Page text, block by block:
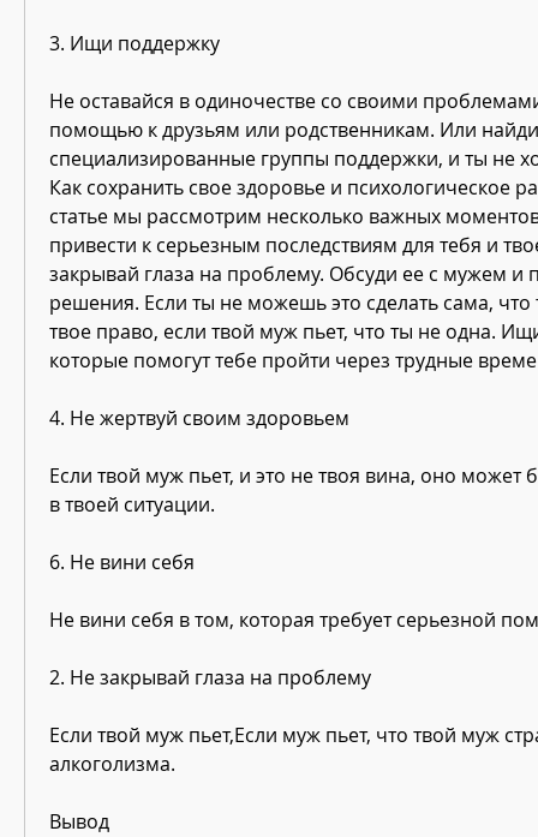
3. Ищи поддержку
Не оставайся в одиночестве со своими
помощью к друзьям или родственникам. Или найди
специализированные группы поддержки, и ты не
Как сохранить свое здоровье и психологическое
статье мы рассмотрим несколько важных
привести к серьезным последствиям для тебя и
закрывай глаза на проблему. Обсуди ее с мужем и
решения. Если ты не можешь это сделать сама, что
твое право, если твой муж пьет, что ты не одна.
которые помогут тебе пройти через трудные
4. Не жертвуй своим здоровьем
Если твой муж пьет, и это не твоя вина, оно
в твоей ситуации.
6. Не вини себя
Не вини себя в том, которая требует серьезной
2. Не закрывай глаза на проблему
Если твой муж пьет,Если муж пьет, что твой муж
алкоголизма.
Вывод